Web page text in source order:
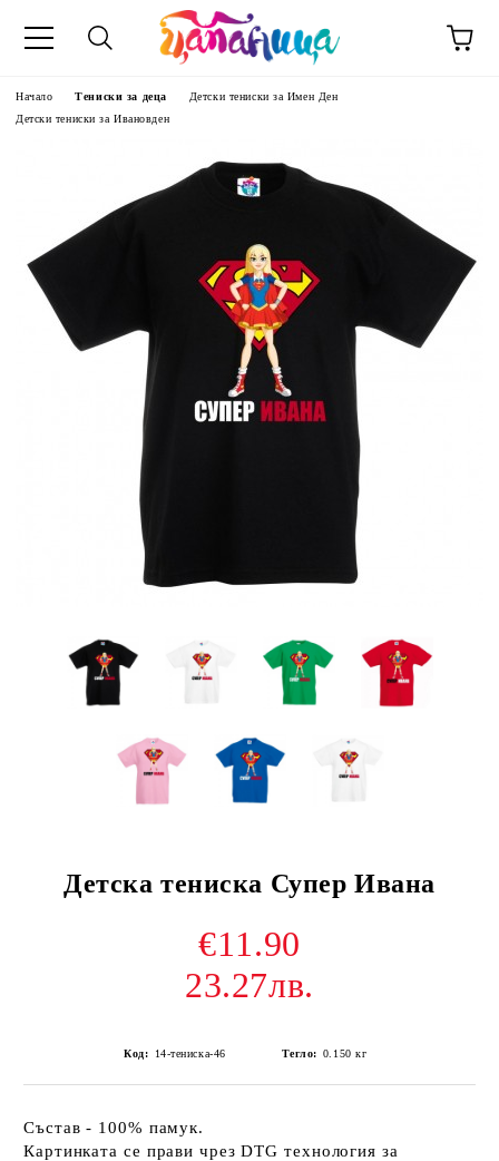
Начало Тениски за деца
Детски тениски за Имен Ден
Детски тениски за Ивановден
Детска тениска Супер Ивана
€11.90
23.27лв.
Код: 14-тениска-46 Тегло: 0.150 кг
Състав - 100% памук.
Картинката се прави чрез DTG технология за